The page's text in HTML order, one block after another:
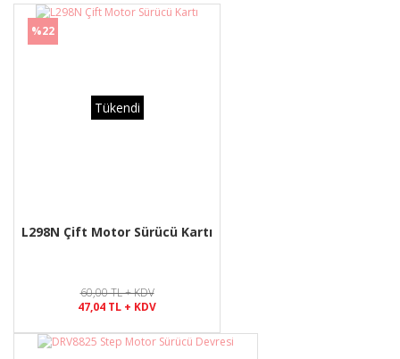
%22
Tükendi
L298N Çift Motor Sürücü Kartı
60,00 TL + KDV
47,04 TL + KDV